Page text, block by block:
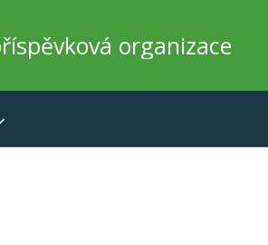
organizace